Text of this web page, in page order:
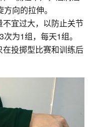
向的拉伸。
宜过大，以防止关节
为1组，每天1组。
投掷型比赛和训练后